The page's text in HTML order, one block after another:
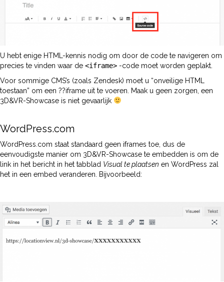
U hebt enige HTML-kennis nodig om door de code te navigeren om
precies te vinden waar de <iframe> -code moet worden geplakt.
Voor sommige CMS’s (zoals Zendesk) moet u “onveilige HTML
toestaan” om een ??iframe uit te voeren. Maak u geen zorgen, een
3D&VR-Showcase is niet gevaarlijk
WordPress.com
WordPress.com staat standaard geen iframes toe, dus de
eenvoudigste manier om 3D&VR-Showcase te embedden is om de
link in het bericht in het tabblad Visual te plaatsen en WordPress zal
het in een embed veranderen. Bijvoorbeeld: